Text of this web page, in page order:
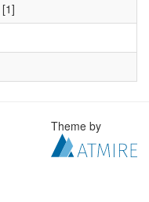
[1]
Theme by